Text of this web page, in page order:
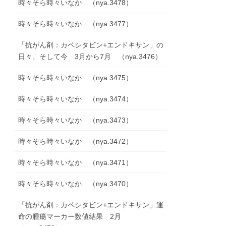
時々そら時々いなか （nya.3478）
時々そら時々いなか （nya.3477）
「抗がん剤：カペシタビン+エンドキサン」の
日々、そして今 3月から7月 （nya.3476）
時々そら時々いなか （nya.3475）
時々そら時々いなか （nya.3474）
時々そら時々いなか （nya.3473）
時々そら時々いなか （nya.3472）
時々そら時々いなか （nya.3471）
時々そら時々いなか （nya.3470）
「抗がん剤：カペシタビン+エンドキサン」運
命の腫瘍マーカー数値結果 2月